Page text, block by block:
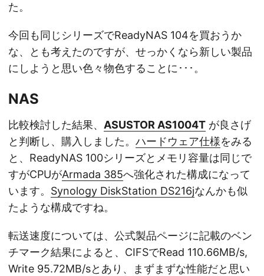
た。
今回も同じシリーズでReadyNAS 104を買おうか
な、とも考えたのですが、せっかくなら新しい製品
にしようと思い色々物色することに･･･。
NAS
比較検討した結果、 ASUSTOR AS1004T が良さげ
と判断し、購入しました。 ハードウェア仕様をみる
と、ReadyNAS 100シリーズとメモリ容量は同じで
すがCPUがArmada 385へ強化された構成になって
います。 Synology DiskStation DS216jなんかも似
たような構成ですね。
転送速度については、公式製品ページに記載のベン
チマーク結果によると、CIFSでRead 110.66MB/s,
Write 95.72MB/sとあり、まずまずな性能だと思い